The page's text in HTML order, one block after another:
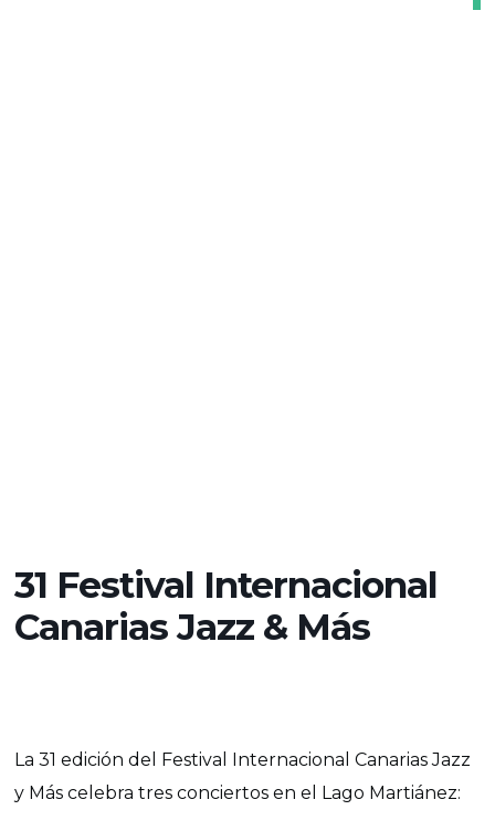
31 Festival Internacional
Canarias Jazz & Más
La 31 edición del Festival Internacional Canarias Jazz
y Más celebra tres conciertos en el Lago Martiánez: